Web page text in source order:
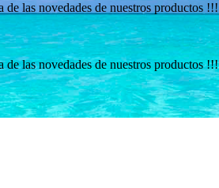
las novedades de nuestros productos !!!
las novedades de nuestros productos !!!